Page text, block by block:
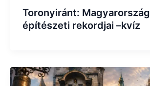
Toronyiránt: Magyarország
építészeti rekordjai –kvíz